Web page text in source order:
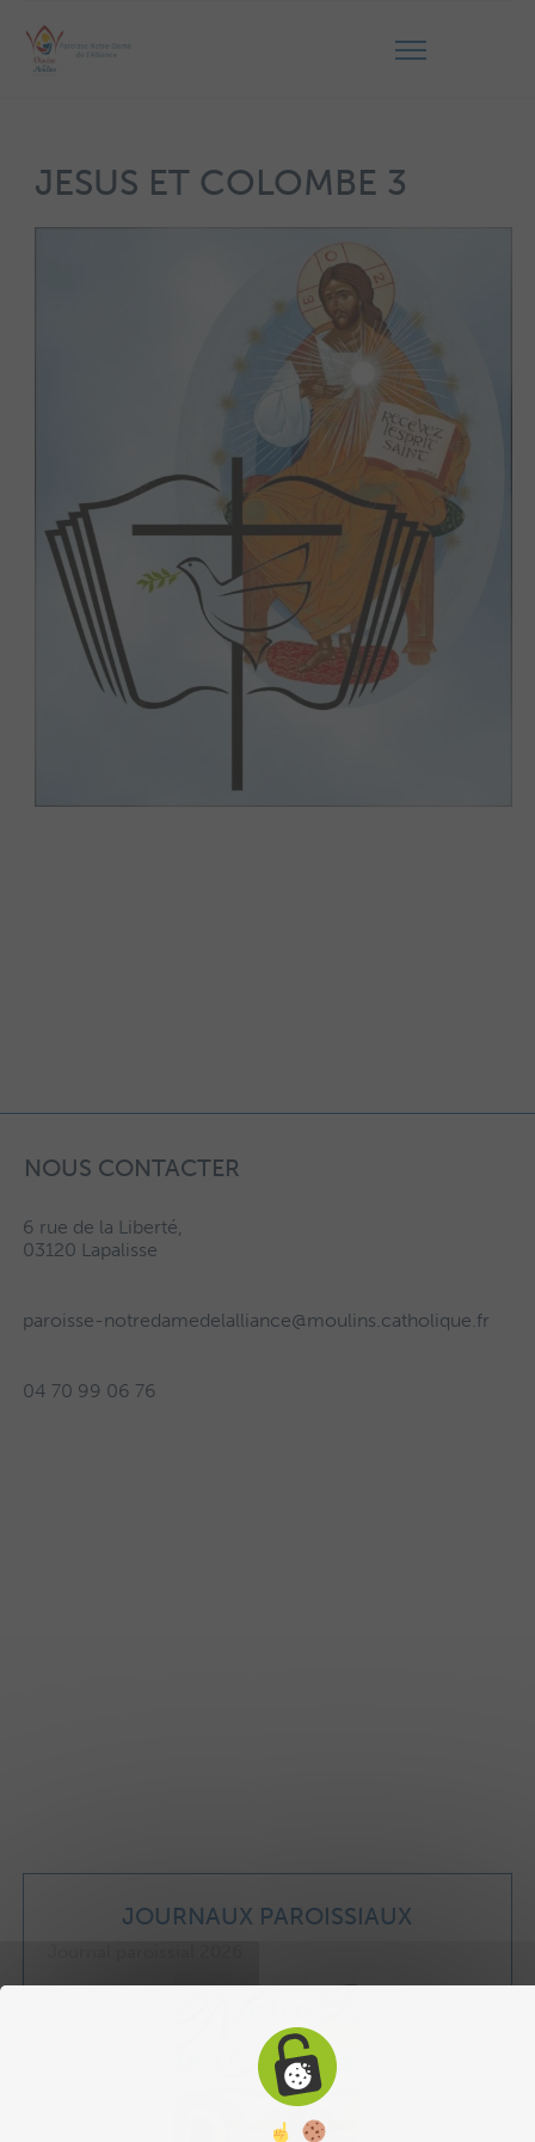
JESUS ET COLOMBE 3
NOUS CONTACTER
6 rue de la Liberté,
03120 Lapalisse
paroisse-notredamedelalliance@moulins.catholique.fr
04 70 99 06 76
JOURNAUX PAROISSIAUX